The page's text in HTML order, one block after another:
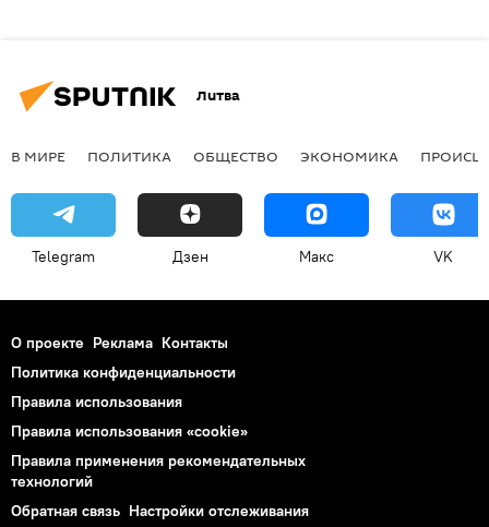
Литва
В МИРЕ ПОЛИТИКА ОБЩЕСТВО ЭКОНОМИКА
Telegram Дзен Макс VK
О проекте Реклама Контакты
Политика конфиденциальности
Правила использования
Правила использования «cookie»
Правила применения рекомендательных
технологий
Обратная связь Настройки отслеживания